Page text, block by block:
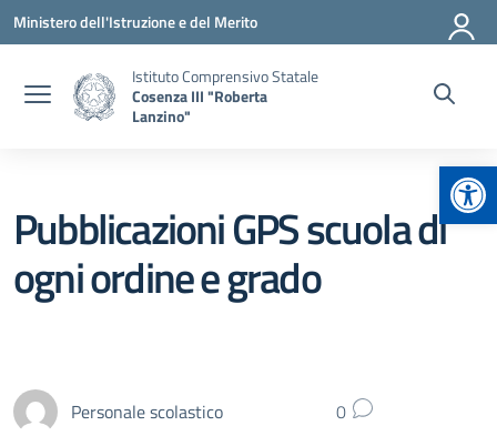
Vai ai contenuti
Vai al menu di navigazione
Vai al footer
Ministero dell'Istruzione e del Merito
Istituto Comprensivo Statale
Cosenza III "Roberta
Lanzino"
Pubblicazioni GPS scuola di
ogni ordine e grado
Personale scolastico 0